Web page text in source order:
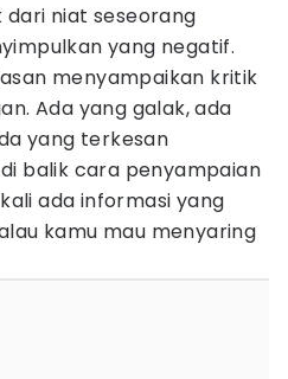
niat seseorang
yang negatif.
menyampaikan kritik
Ada yang galak, ada
yang terkesan
balik cara penyampaian
ada informasi yang
kamu mau menyaring